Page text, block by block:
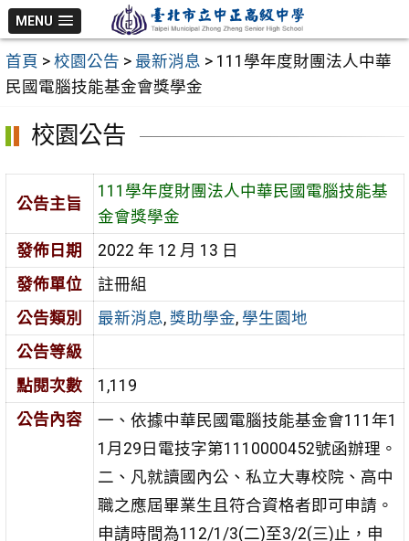
跳
至
主
要
MENU
首頁 > 校園公告 > 最新消息 > 111學年度財團法人中華
民國電腦技能基金會獎學金
校園公告
公告主旨
111學年度財團法人中華民國電腦技能基
金會獎學金
發佈日期
2022 年 12 月 13 日
發佈單位
註冊組
公告類別
最新消息, 獎助學金, 學生園地
公告等級
點閱次數
1,119
公告內容
一、依據中華民國電腦技能基金會111年1
1月29日電技字第1110000452號函辦理。
二、凡就讀國內公、私立大專校院、高中
職之應屆畢業生且符合資格者即可申請。
申請時間為112/1/3(二)至3/2(三)止，申